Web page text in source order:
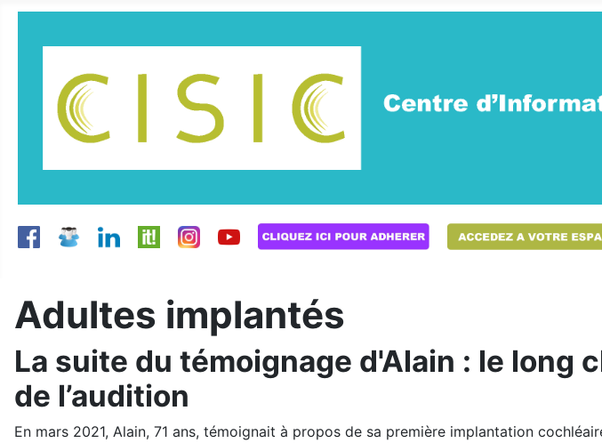
Adultes implantés
La suite du témoignage d'Alain : le long
de l’audition
En mars 2021, Alain, 71 ans, témoignait à propos de sa première implantation